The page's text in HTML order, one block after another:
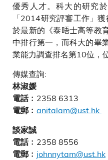
優秀人才。科大的研究
「2014研究評審工作」
於最新的《泰晤士高等教
中排行第一，而科大的畢
業能力調查排名第10位，
傳媒查詢:
林淑媛
電話﹕ 2358 6313
電郵﹕ anitalam@ust.hk
談家誠
電話﹕ 2358 8556
電郵﹕ johnnytam@ust.hk